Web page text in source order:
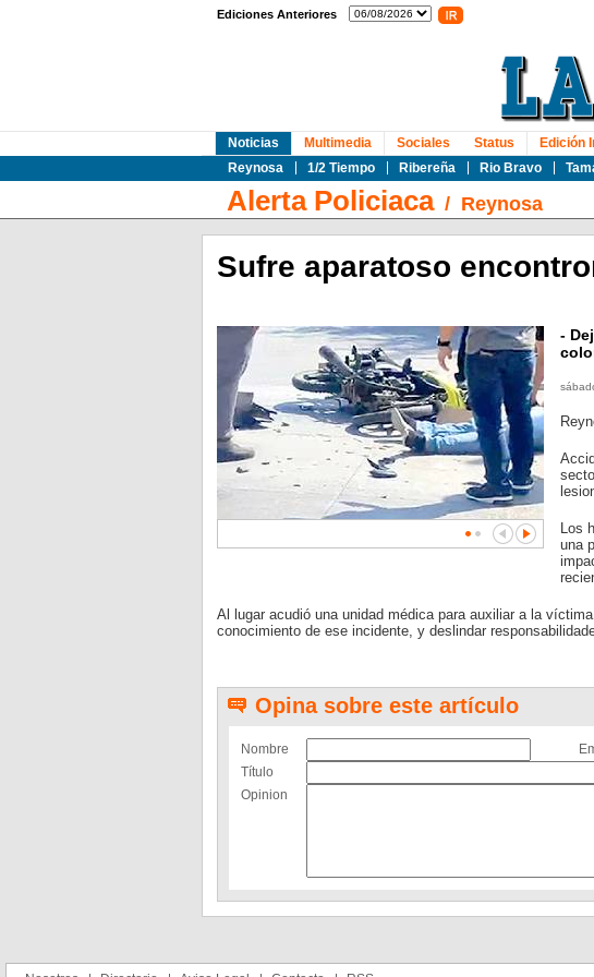
Ediciones Anteriores
Noticias
Reynosa
1/2 Tiempo Ribereña Rio Bravo
Multimedia Sociales Status Edición
Alerta Policiaca/ Reynosa
Sufre aparatoso
-
Los
una
Al lugar acudió una unidad médica para auxiliar a la
conocimiento de ese incidente, y deslindar
Opina sobre este artículo
Nombre
Título
Opinion